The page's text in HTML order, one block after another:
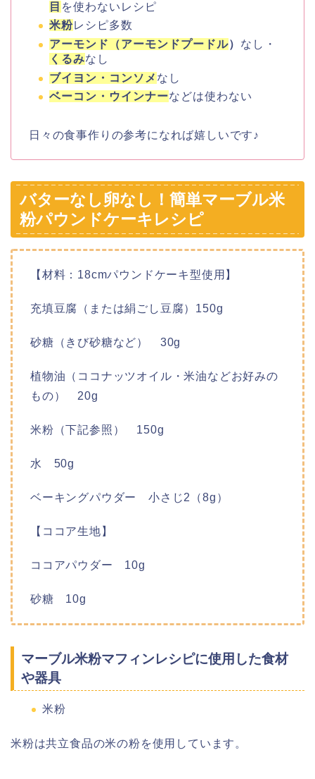
目 を使わないレシピ
米粉レシピ多数
アーモンド（アーモンドプードル） なし・
くるみなし
ブイヨン・コンソメ なし
ベーコン・ウインナーなどは使わない
日々の食事作りの参考になれば嬉しいです♪
バターなし卵なし！簡単マーブル米
粉パウンドケーキレシピ
【材料：18cmパウンドケーキ型使用】
充填豆腐（または絹ごし豆腐）150g
砂糖（きび砂糖など） 30g
植物油（ココナッツオイル・米油などお好みの
もの） 20g
米粉（下記参照） 150g
水 50g
ベーキングパウダー 小さじ2（8g）
【ココア生地】
ココアパウダー 10g
砂糖 10g
マーブル米粉マフィンレシピに使用した食材
や器具
米粉
米粉は共立食品の米の粉を使用しています。